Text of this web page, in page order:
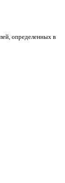
определенных в